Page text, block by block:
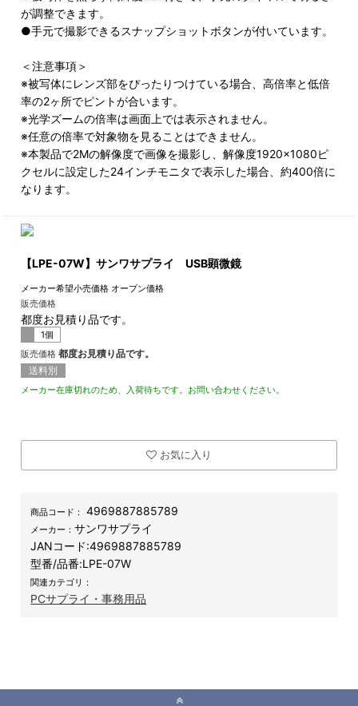
が調整できます。
●手元で撮影できるスナップショットボタンが付いています。
＜注意事項＞
※被写体にレンズ部をぴったりつけている場合、高倍率と低倍
率の2ヶ所でピントが合います。
※光学ズームの倍率は画面上では表示されません。
※任意の倍率で対象物を見ることはできません。
※本製品で2Mの解像度で画像を撮影し、解像度1920×1080ピ
クセルに設定した24インチモニタで表示した場合、約400倍に
なります。
【LPE-07W】サンワサプライ USB顕微鏡
メーカー希望小売価格 オープン価格
販売価格
都度お見積り品です。
1個
販売価格 都度お見積り品です。
送料別
メーカー在庫切れのため、入荷待ちです。お問い合わせください。
お気に入り
商品コード： 4969887885789
メーカー：サンワサプライ
JANコード:4969887885789
型番/品番:LPE-07W
関連カテゴリ：
PCサプライ・事務用品